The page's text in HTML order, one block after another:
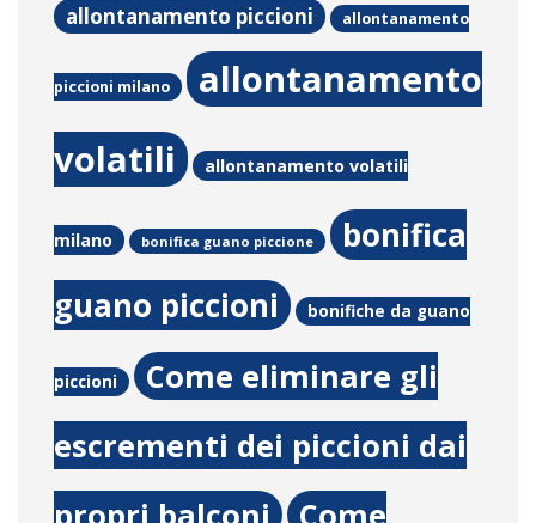
allontanamento piccioni allontanamento
piccioni milano
allontanamento
volatili
allontanamento volatili
milano bonifica guano piccione
bonifica
guano piccioni
bonifiche da guano
piccioni
Come eliminare gli
escrementi dei piccioni dai
propri balconi
Come